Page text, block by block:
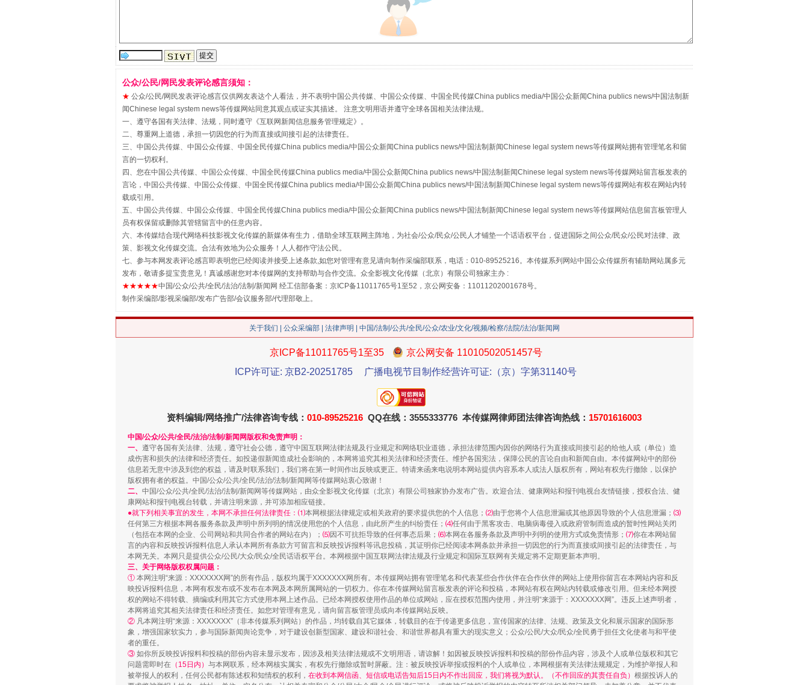
解纷+调解+退费，一次搞定
珠宝鉴定乱象
走近一线检察官
除了知识还要"留白"
招工难、用工荒背后
送你一朵小红花
侵吞公款13万，颠沛流离20年
网上购药对药下症？
“神药”背后的真相
公众/公民/网民发表评论感言须知：
★ 公众/公民/网民发表评论感言仅供网友表达个人看法，并不表明中国公共传媒、中国公众传媒、中国全民传媒China publics media/中国公众新闻China publics news/中国法制新
闻Chinese legal system news等传媒网站同意其观点或证实其描述。 注意文明用语并遵守全球各国相关法律法规。
一、遵守各国有关法律、法规，同时遵守《互联网新闻信息服务管理规定》。
二、尊重网上道德，承担一切因您的行为而直接或间接引起的法律责任。
三、中国公共传媒、中国公众传媒、中国全民传媒China publics media/中国公众新闻China publics news/中国法制新闻Chinese legal system news等传媒网站拥有管理笔名和留
言的一切权利。
四、您在中国公共传媒、中国公众传媒、中国全民传媒China publics media/中国公众新闻China publics news/中国法制新闻Chinese legal system news等传媒网站留言板发表的
言论，中国公共传媒、中国公众传媒、中国全民传媒China publics media/中国公众新闻China publics news/中国法制新闻Chinese legal system news等传媒网站有权在网站内转
载或引用。
五、中国公共传媒、中国公众传媒、中国全民传媒China publics media/中国公众新闻China publics news/中国法制新闻Chinese legal system news等传媒网站信息留言板管理人
员有权保留或删除其管辖留言中的任意内容。
六、本传媒结合现代网络科技影视文化传媒的新媒体有生力，借助全球互联网主阵地，为社会/公众/民众/公民人才铺垫一个话语权平台，促进国际之间公众/民众/公民对法律、政
策、影视文化传媒交流。合法有效地为公众服务！人人都作守法公民。
七、参与本网发表评论感言即表明您已经阅读并接受上述条款,如您对管理有意见请向制作采编部联系，电话：010-89525216。本传媒系列网站中国公众传媒所有辅助网站属多元
发布，敬请多提宝贵意见！真诚感谢您对本传媒网的支持帮助与合作交流。众全影视文化传媒（北京）有限公司独家主办 :
★★★★★中国/公众/公共/全民/法治/法制/新闻网 经工信部备案：京ICP备11011765号1至52，京公网安备：11011202001678号。
制作采编部/影视采编部/发布广告部/会议服务部/代理部敬上。
关于我们 公众采编部 法律声明 | 中国/法制/公共/全民/公众/农业/文化/视频/检察/法院/法治/新闻网
京ICP备11011765号1至35
京公网安备 11010502051457号
ICP许可证: 京B2-20251785
广播电视节目制作经营许可证:（京）字第31140号
资料编辑/网络推广/法律咨询专线： 010-89525216 QQ在线：3555333776 本传媒网律师团法律咨询热线： 15701616003
中国/公众/公共/全民/法治/法制/新闻网版权和免责声明：
一、 遵守各国有关法律、法规，遵守社会公德，遵守中国互联网法律法规及行业规定和网络职业道德，承担法律范围内因你的网络行为直接或间接引起的给他人或（单位）造
成伤害和损失的法律和经济责任。如投递假新闻造成社会影响的，本网将追究其相关法律和经济责任。维护各国宪法，保障公民的言论自由和新闻自由。本传媒网站中的部份
信息若无意中涉及到您的权益，请及时联系我们，我们将在第一时间作出反映或更正。特请来函来电说明本网站提供内容系本人或法人版权所有，网站有权先行撤除，以保护
版权拥有者的权益。中国/公众/公共/全民/法治/法制/新闻网等传媒网站衷心致谢！
二、 中国/公众/公共/全民/法治/法制/新闻网等传媒网站，由众全影视文化传媒（北京）有限公司独家协办发布广告。欢迎合法、健康网站和报刊电视台友情链接，授权合法、健
康网站和报刊电视台转载，并请注明来源，并可添加相应链接。
●就下列相关事宜的发生，本网不承担任何法律责任：⑴本网根据法律规定或相关政府的要求提供您的个人信息； ⑵由于您将个人信息泄漏或其他原因导致的个人信息泄漏； ⑶
任何第三方根据本网各服务条款及声明中所列明的情况使用您的个人信息，由此所产生的纠纷责任； ⑷任何由于黑客攻击、电脑病毒侵入或政府管制而造成的暂时性网站关闭
（包括在本网的企业、公司网站和共同合作者的网站在内）； ⑸因不可抗拒导致的任何事态后果； ⑹本网在各服务条款及声明中列明的使用方式或免责情形； ⑺你在本网站留
言的内容和反映投诉报料信息人承认本网所有条款方可留言和反映投诉报料等讯息投稿，其证明你已经阅读本网条款并承担一切因您的行为而直接或间接引起的法律责任，与
本网无关。本网只是提供公众/公民/大众/民众/全民话语权平台。本网根据中国互联网法律法规及行业规定和国际互联网有关规定将不定期更新本声明。
三、关于网络版权权属问题：
① 本网注明“来源：XXXXXXX网”的所有作品，版权均属于XXXXXXX网所有。本传媒网站拥有管理笔名和代表某些合作伙伴在合作伙伴的网站上使用你留言在本网站内容和反
映投诉报料信息，本网有权发布或不发布在本网及本网所属网站的一切权力。你在本传媒网站留言板发表的评论和投稿，本网站有权在网站内转载或修改引用。但未经本网授
权的网站不得转载、摘编或利用其它方式使用本网上述作品。已经本网授权使用作品的单位或网站，应在授权范围内使用，并注明“来源于：XXXXXXX网”。违反上述声明者，
本网将追究其相关法律责任和经济责任。如您对管理有意见，请向留言板管理员或向本传媒网站反映。
② 凡本网注明“来源：XXXXXXX”（非本传媒系列网站）的作品，均转载自其它媒体，转载目的在于传递更多信息，宣传国家的法律、法规、政策及文化和展示国家的国际形
象，增强国家软实力，参与国际新闻舆论竞争，对于建设创新型国家、建设和谐社会、和谐世界都具有重大的现实意义；公众/公民/大众/民众/全民勇于担任文化使者与和平使
者的重任。
③ 如你所反映投诉报料和投稿的部份内容未显示发布，因涉及相关法律法规或不文明用语，请谅解！如因被反映投诉报料和投稿的部份作品内容，涉及个人或单位版权和其它
问题需即时在 （15日内） 与本网联系，经本网核实属实，有权先行撤除或暂时屏蔽。注：被反映投诉举报或报料的个人或单位，本网根据有关法律法规规定，为维护举报人和
被举报人的权利，任何公民都有陈述权和知情权的权利， 在收到本网信函、短信或电话告知后15日内不作出回应，我们将视为默认。（不作回应的其责任自负） 根据投诉人的